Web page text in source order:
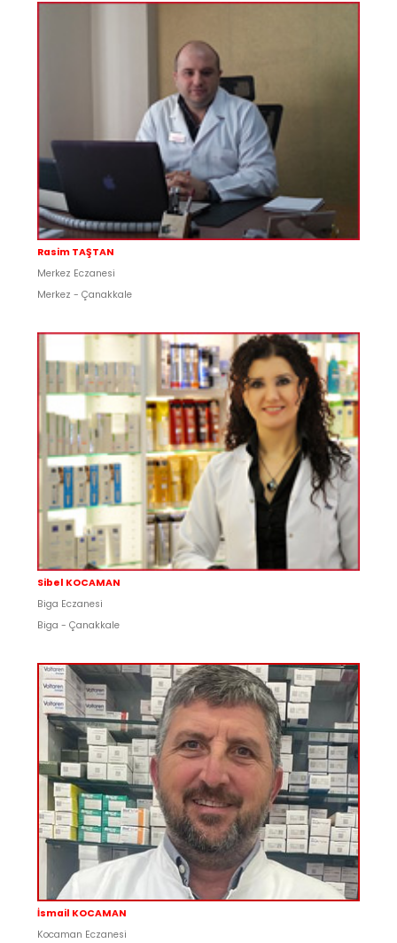
Rasim TAŞTAN
Merkez Eczanesi
Merkez - Çanakkale
Sibel KOCAMAN
Biga Eczanesi
Biga - Çanakkale
İsmail KOCAMAN
Kocaman Eczanesi